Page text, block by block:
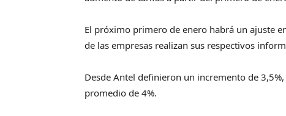
El próximo primero de enero habrá un ajuste
de las empresas realizan sus respectivos
Desde Antel definieron un incremento de
promedio de 4%.